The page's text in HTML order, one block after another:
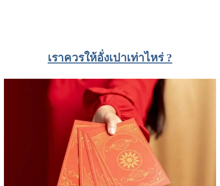
เราควรให้อั่งเปาเท่าไหร่ ?